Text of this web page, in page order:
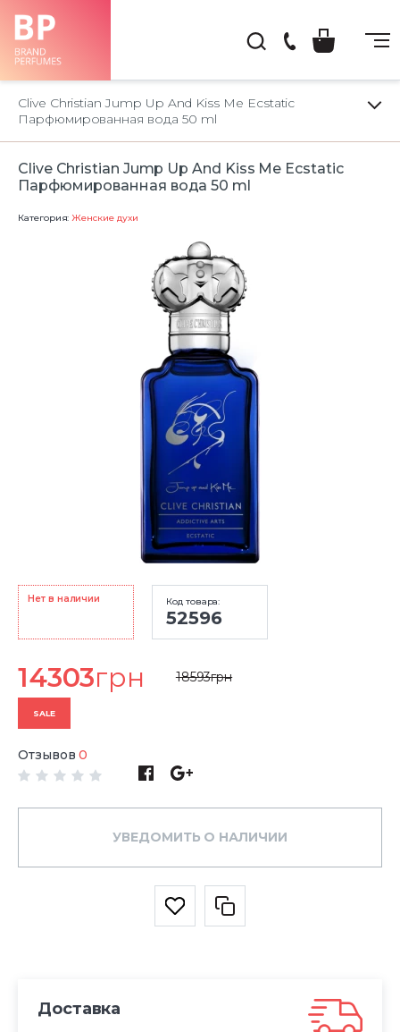
22
Clive Christian Jump Up And Kiss Me Ecstatic
Парфюмированная вода 50 ml
Clive Christian Jump Up And Kiss Me Ecstatic
Парфюмированная вода 50 ml
Категория: Женские духи
Нет в наличии Код товара:
52596
14303грн 18593грн
SALE
Отзывов 0
УВЕДОМИТЬ О НАЛИЧИИ
Доставка